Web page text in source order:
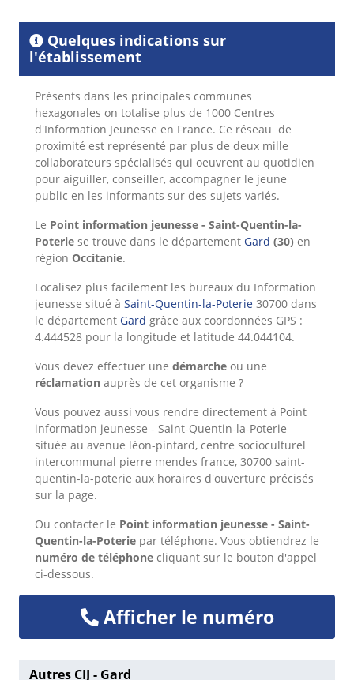
Quelques indications sur
l'établissement
Présents dans les principales communes
hexagonales on totalise plus de 1000 Centres
d'Information Jeunesse en France. Ce réseau de
proximité est représenté par plus de deux mille
collaborateurs spécialisés qui oeuvrent au quotidien
pour aiguiller, conseiller, accompagner le jeune
public en les informants sur des sujets variés.
Le Point information jeunesse - Saint-Quentin-la-
Poterie se trouve dans le département Gard (30) en
région Occitanie.
Localisez plus facilement les bureaux du Information
jeunesse situé à Saint-Quentin-la-Poterie 30700 dans
le département Gard grâce aux coordonnées GPS :
4.444528 pour la longitude et latitude 44.044104.
Vous devez effectuer une démarche ou une
réclamation auprès de cet organisme ?
Vous pouvez aussi vous rendre directement à Point
information jeunesse - Saint-Quentin-la-Poterie
située au avenue léon-pintard, centre socioculturel
intercommunal pierre mendes france, 30700 saint-
quentin-la-poterie aux horaires d'ouverture précisés
sur la page.
Ou contacter le Point information jeunesse - Saint-
Quentin-la-Poterie par téléphone. Vous obtiendrez le
numéro de téléphone cliquant sur le bouton d'appel
ci-dessous.
Afficher le numéro
Autres CIJ - Gard